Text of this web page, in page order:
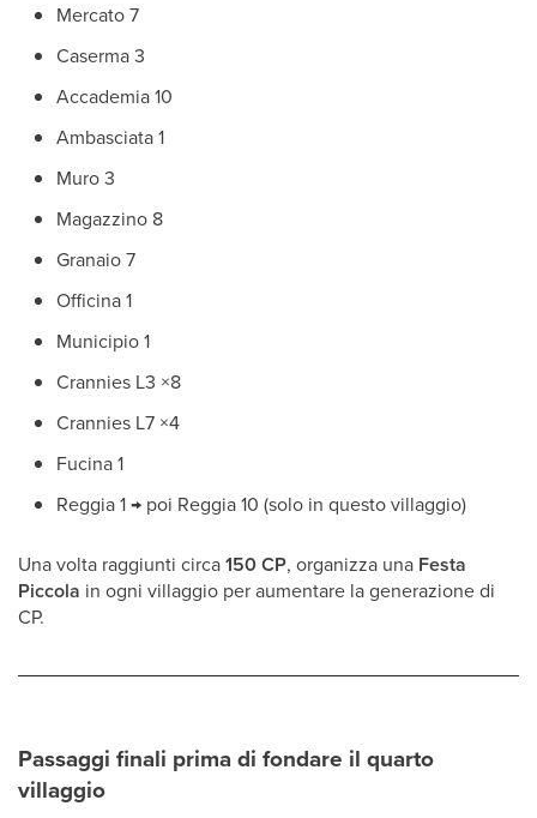
Mercato 7
Caserma 3
Accademia 10
Ambasciata 1
Muro 3
Magazzino 8
Granaio 7
Officina 1
Municipio 1
Crannies L3 ×8
Crannies L7 ×4
Fucina 1
Reggia 1 → poi Reggia 10 (solo in questo villaggio)
Una volta raggiunti circa150 CP, organizza una Festa
Piccola in ogni villaggio per aumentare la generazione di
CP.
Passaggi finali prima di fondare il quarto
villaggio